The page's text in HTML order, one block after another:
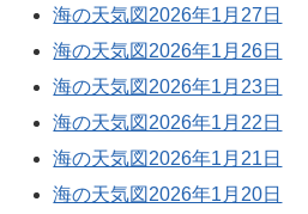
海の天気図2026年1月27日
海の天気図2026年1月26日
海の天気図2026年1月23日
海の天気図2026年1月22日
海の天気図2026年1月21日
海の天気図2026年1月20日